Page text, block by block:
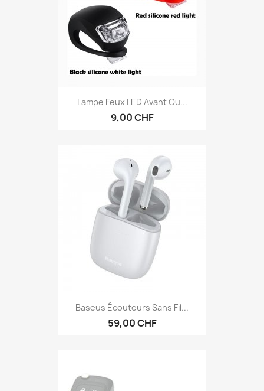
Lampe Feux LED Avant Ou...
9,00 CHF
Baseus Écouteurs Sans Fil...
59,00 CHF